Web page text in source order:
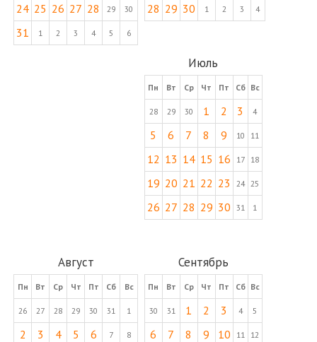
24 25 26 27 28 29 30
31 1 2 3 4 5 6
28 29 30 1 2 3 4
Июль
Пн Вт Ср Чт Пт Сб Вс
28 29 30 1 2 3 4
5 6 7 8 9 10 11
12 13 14 15 16 17 18
19 20 21 22 23 24 25
26 27 28 29 30 31 1
Август
Пн Вт Ср Чт Пт Сб Вс
26 27 28 29 30 31 1
2 3 4 5 6 7 8
Сентябрь
Пн Вт Ср Чт Пт Сб Вс
30 31 1 2 3 4 5
6 7 8 9 10 11 12